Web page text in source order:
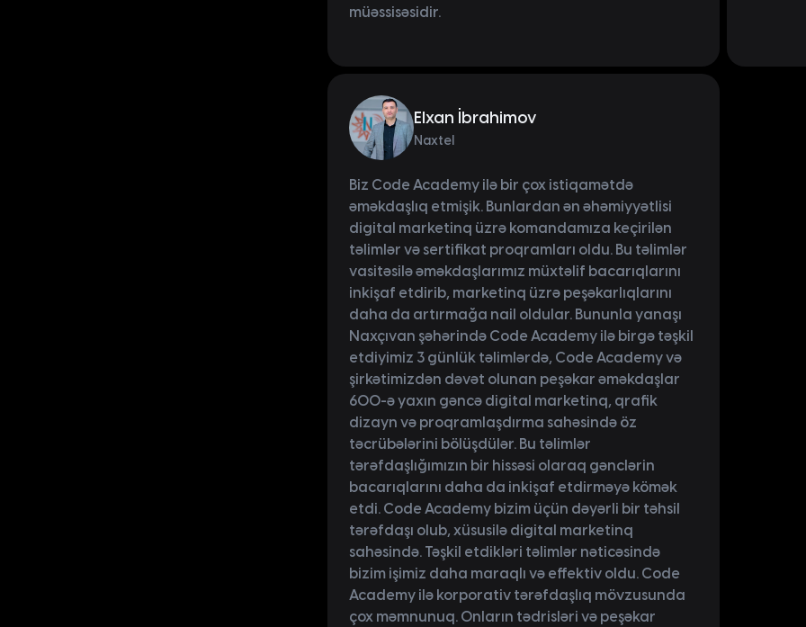
müəssisəsidir.
Elxan İbrahimov
Naxtel
Biz Code Academy ilə bir çox istiqamətdə
əməkdaşlıq etmişik. Bunlardan ən əhəmiyyətlisi
digital marketinq üzrə komandamıza keçirilən
təlimlər və sertifikat proqramları oldu. Bu təlimlər
vasitəsilə əməkdaşlarımız müxtəlif bacarıqlarını
inkişaf etdirib, marketinq üzrə peşəkarlıqlarını
daha da artırmağa nail oldular. Bununla yanaşı
Naxçıvan şəhərində Code Academy ilə birgə təşkil
etdiyimiz 3 günlük təlimlərdə, Code Academy və
şirkətimizdən dəvət olunan peşəkar əməkdaşlar
600-ə yaxın gəncə digital marketinq, qrafik
dizayn və proqramlaşdırma sahəsində öz
təcrübələrini bölüşdülər. Bu təlimlər
tərəfdaşlığımızın bir hissəsi olaraq gənclərin
bacarıqlarını daha da inkişaf etdirməyə kömək
etdi. Code Academy bizim üçün dəyərli bir təhsil
tərəfdaşı olub, xüsusilə digital marketinq
sahəsində. Təşkil etdikləri təlimlər nəticəsində
bizim işimiz daha maraqlı və effektiv oldu. Code
Academy ilə korporativ tərəfdaşlıq mövzusunda
çox məmnunuq. Onların tədrisləri və peşəkar